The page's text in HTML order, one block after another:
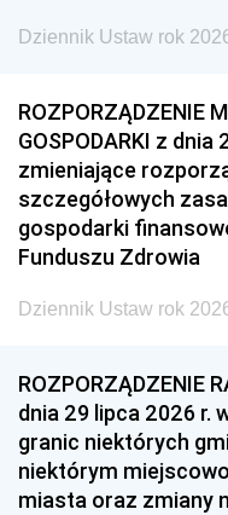
Dziennik Ustaw rok
ROZPORZĄDZENIE
GOSPODARKI z dnia
zmieniające
szczegółowych
gospodarki
Funduszu Zdrowia
Dziennik Ustaw rok
ROZPORZĄDZENIE
dnia 29 lipca 2026 r.
granic niektórych
niektórym
miasta oraz zmiany